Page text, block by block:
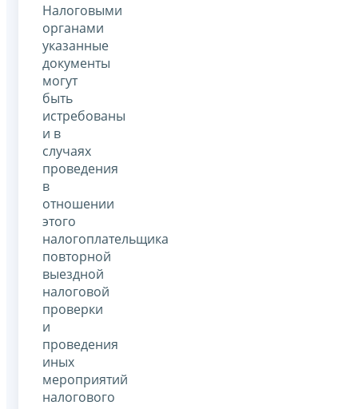
Налоговыми
органами
указанные
документы
могут
быть
истребованы
и в
случаях
проведения
в
отношении
этого
налогоплательщика
повторной
выездной
налоговой
проверки
и
проведения
иных
мероприятий
налогового